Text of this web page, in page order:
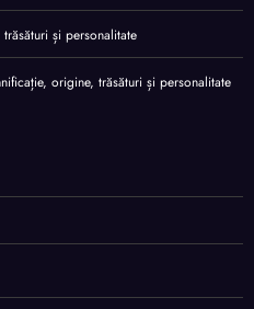
și personalitate
origine, trăsături și personalitate